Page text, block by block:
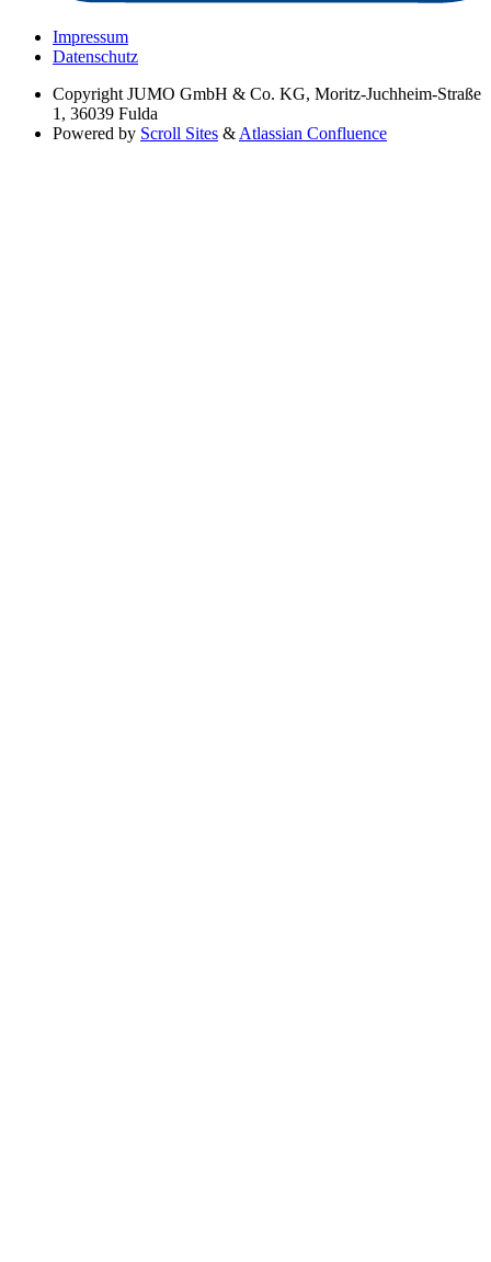
Impressum
Datenschutz
Copyright JUMO GmbH & Co. KG, Moritz-Juchheim-Straße
1, 36039 Fulda
Powered by Scroll Sites &Atlassian Confluence